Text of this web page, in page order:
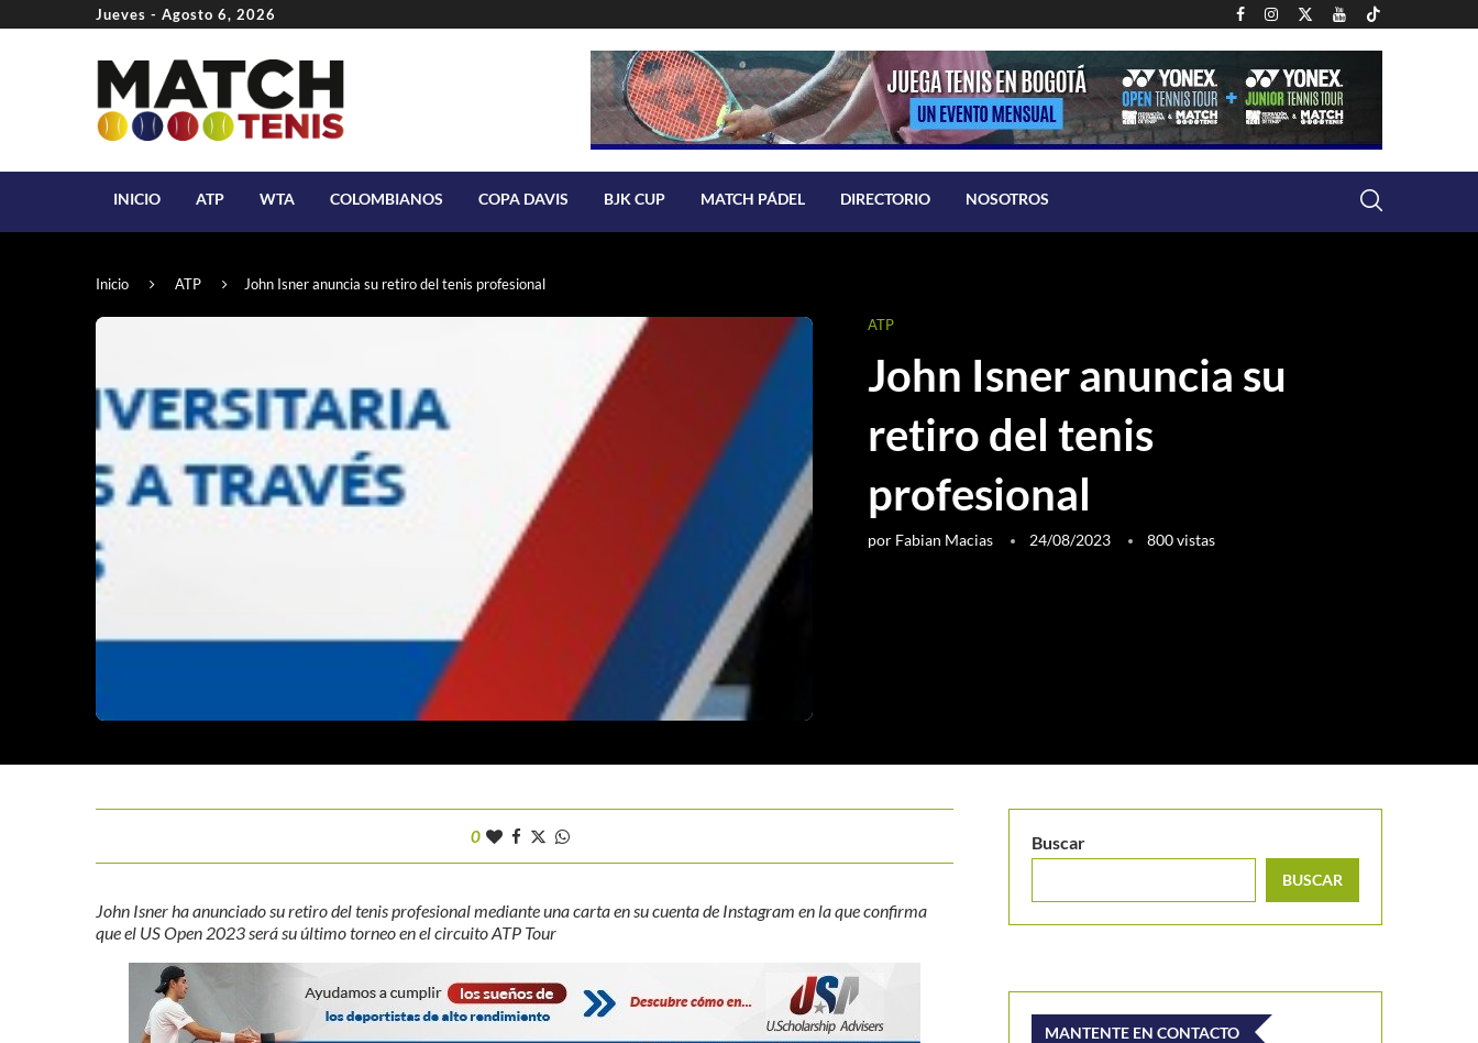
Jueves - Agosto 6, 2026
INICIO ATP WTA COLOMBIANOS COPA DAVIS BJK CUP MATCH PÁDEL DIRECTORIO NOSOTROS
Inicio ATP John Isner anuncia su retiro del tenis profesional
ATP
John Isner anuncia su
retiro del tenis
profesional
por Fabian Macias 24/08/2023 800vistas
0
John Isner ha anunciado su retiro del tenis profesional mediante una carta en su cuenta de Instagram en la que confirma
que el US Open 2023 será su último torneo en el circuito ATP Tour
Buscar
BUSCAR
MANTENTE EN CONTACTO